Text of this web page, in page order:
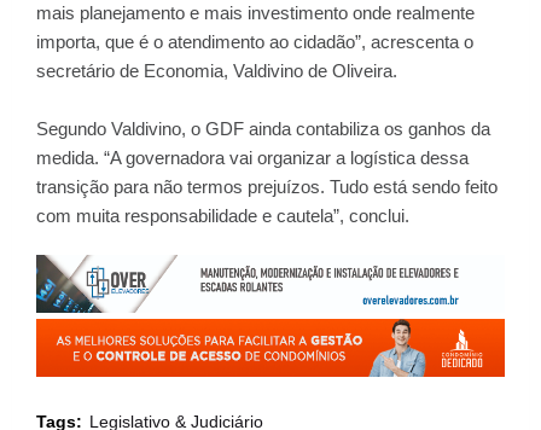
mais planejamento e mais investimento onde realmente
importa, que é o atendimento ao cidadão”, acrescenta o
secretário de Economia, Valdivino de Oliveira.
Segundo Valdivino, o GDF ainda contabiliza os ganhos da
medida. “A governadora vai organizar a logística dessa
transição para não termos prejuízos. Tudo está sendo feito
com muita responsabilidade e cautela”, conclui.
Tags: Legislativo & Judiciário